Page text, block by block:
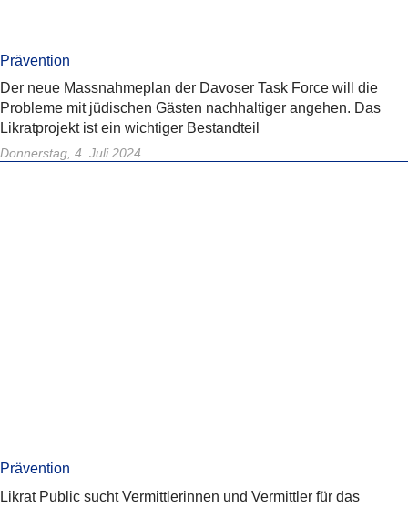
Prävention
Der neue Massnahmeplan der Davoser Task Force will die
Probleme mit jüdischen Gästen nachhaltiger angehen. Das
Likratprojekt ist ein wichtiger Bestandteil
Donnerstag, 4. Juli 2024
Prävention
Likrat Public sucht Vermittlerinnen und Vermittler für das